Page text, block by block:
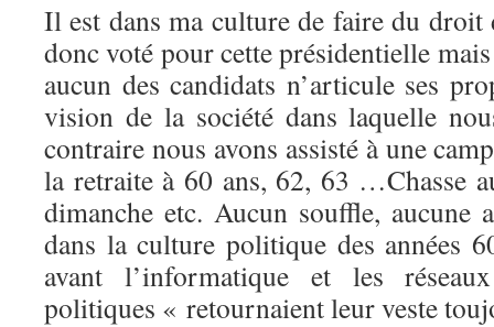
Il est dans ma culture de faire du droit
donc voté pour cette présidentielle
aucun des candidats n’articule ses
vision de la société dans laquelle
contraire nous avons assisté à une
la retraite à 60 ans, 62, 63 …Chasse
dimanche etc. Aucun souffle, aucune
dans la culture politique des années
avant l’informatique et les
politiques « retournaient leur veste